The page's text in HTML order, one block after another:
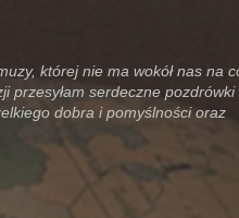
której nie ma wokół nas na
przesyłam serdeczne pozdrówki
dobra i pomyślności oraz